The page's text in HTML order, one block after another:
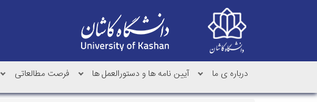
درباره ی ما آیین نامه ها و دستورالعمل ها فرصت مطالعاتی